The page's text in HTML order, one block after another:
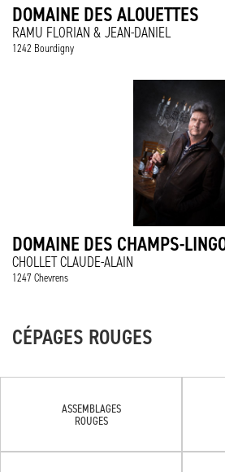
DOMAINE DES ALOUETTES
RAMU FLORIAN & JEAN-DANIEL
1242 Bourdigny
DOMAINE DES CHAMPS-
CHOLLET CLAUDE-ALAIN
1247 Chevrens
CÉPAGES ROUGES
ASSEMBLAGES
ROUGES